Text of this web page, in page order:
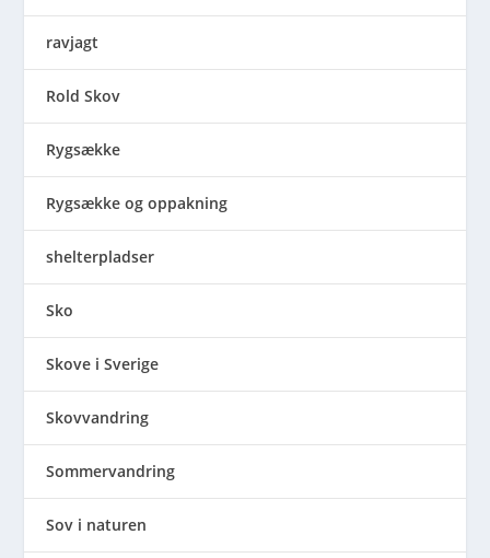
ravjagt
Rold Skov
Rygsække
Rygsække og oppakning
shelterpladser
Sko
Skove i Sverige
Skovvandring
Sommervandring
Sov i naturen